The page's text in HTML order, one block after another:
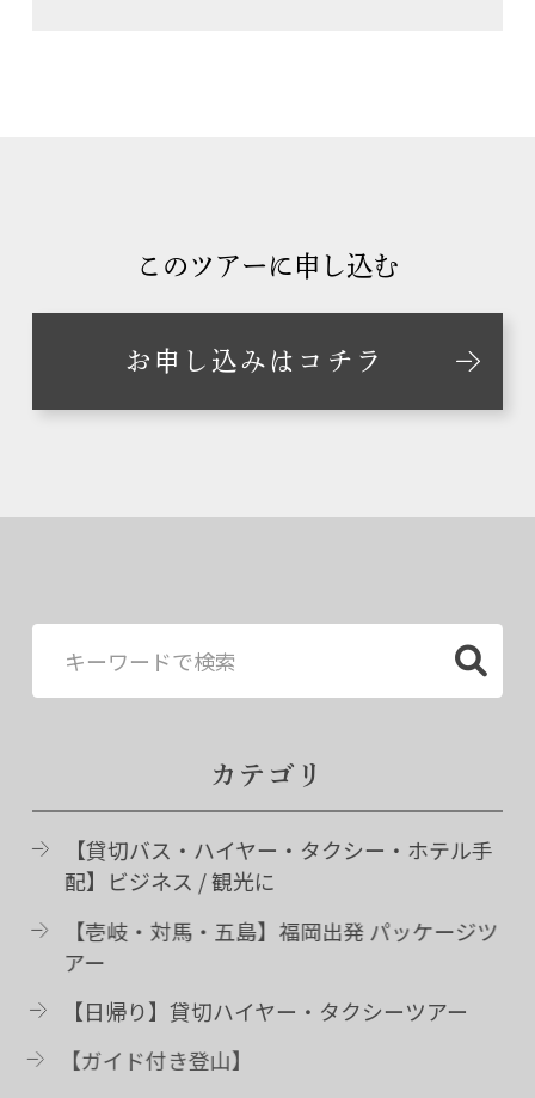
このツアーに申し込む
お申し込みはコチラ
カテゴリ
【貸切バス・ハイヤー・タクシー・ホテル手
配】ビジネス / 観光に
【壱岐・対馬・五島】福岡出発 パッケージツ
アー
【日帰り】貸切ハイヤー・タクシーツアー
【ガイド付き登山】